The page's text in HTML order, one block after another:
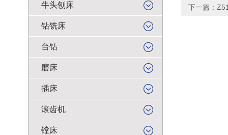
牛头刨床
钻铣床
台钻
磨床
插床
滚齿机
镗床
下一篇：